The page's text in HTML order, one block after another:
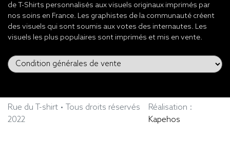
de T-Shirts personnalisés aux visuels originaux imprimés par
nos soins en France. Les graphistes de la communauté créent
des visuels qui sont soumis aux votes des internautes. Les
visuels les plus populaires sont imprimés et mis en vente.
Rue du T-shirt • Tous droits réservés
2022
Réalisation :
Kapehos